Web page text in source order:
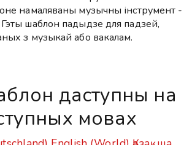
намаляваны музычны інструмент -
Гэты шаблон падыдзе для падзей,
з музыкай або вакалам.
даступны на
мовах